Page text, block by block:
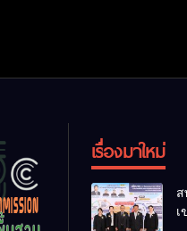
เรื่องมาใหม่
เ